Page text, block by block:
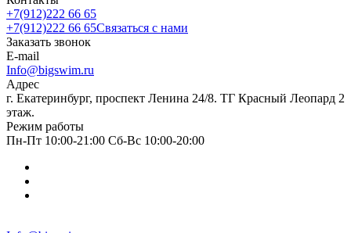
+7(912)222 66 65
+7(912)222 66 65Связаться с нами
Заказать звонок
E-mail
Info@bigswim.ru
Адрес
г. Екатеринбург, проспект Ленина 24/8. ТГ Красный Леопард 2
этаж.
Режим работы
Пн-Пт 10:00-21:00 Сб-Вс 10:00-20:00